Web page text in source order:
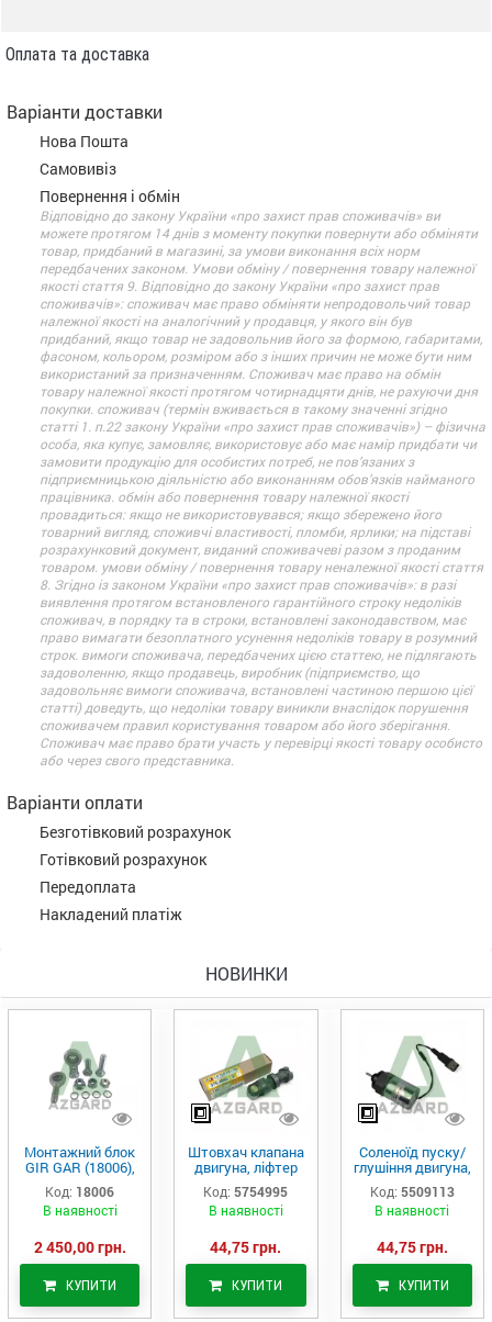
Оплата та доставка
Варіанти доставки
Нова Пошта
Самовивіз
Повернення і обмін
Відповідно до закону України «про захист прав споживачів» ви
можете протягом 14 днів з моменту покупки повернути або обміняти
товар, придбаний в магазині, за умови виконання всіх норм
передбачених законом. Умови обміну / повернення товару належної
якості стаття 9. Відповідно до закону України «про захист прав
споживачів»: споживач має право обміняти непродовольчий товар
належної якості на аналогічний у продавця, у якого він був
придбаний, якщо товар не задовольнив його за формою, габаритами,
фасоном, кольором, розміром або з інших причин не може бути ним
використаний за призначенням. Споживач має право на обмін
товару належної якості протягом чотирнадцяти днів, не рахуючи дня
покупки. споживач (термін вживається в такому значенні згідно
статті 1. п.22 закону України «про захист прав споживачів») – фізична
особа, яка купує, замовляє, використовує або має намір придбати чи
замовити продукцію для особистих потреб, не пов’язаних з
підприємницькою діяльністю або виконанням обов’язків найманого
працівника. обмін або повернення товару належної якості
провадиться: якщо не використовувався; якщо збережено його
товарний вигляд, споживчі властивості, пломби, ярлики; на підставі
розрахунковий документ, виданий споживачеві разом з проданим
товаром. умови обміну / повернення товару неналежної якості стаття
8. Згідно із законом України «про захист прав споживачів»: в разі
виявлення протягом встановленого гарантійного строку недоліків
споживач, в порядку та в строки, встановлені законодавством, має
право вимагати безоплатного усунення недоліків товару в розумний
строк. вимоги споживача, передбачених цією статтею, не підлягають
задоволенню, якщо продавець, виробник (підприємство, що
задовольняє вимоги споживача, встановлені частиною першою цієї
статті) доведуть, що недоліки товару виникли внаслідок порушення
споживачем правил користування товаром або його зберігання.
Споживач має право брати участь у перевірці якості товару особисто
або через свого представника.
Варіанти оплати
Безготівковий розрахунок
Готівковий розрахунок
Передоплата
Накладений платіж
НОВИНКИ
Монтажний блок
GIR GAR (18006),
Аналог
Код: 18006
В наявності
2 450,00 грн.
КУПИТИ
Штовхач клапана
двигуна, ліфтер
(575-4995)
Код: 5754995
В наявності
44,75 грн.
КУПИТИ
Соленоїд пуску/
глушіння двигуна,
актуатор (550-
9113)
Код: 5509113
В наявності
44,75 грн.
КУПИТИ